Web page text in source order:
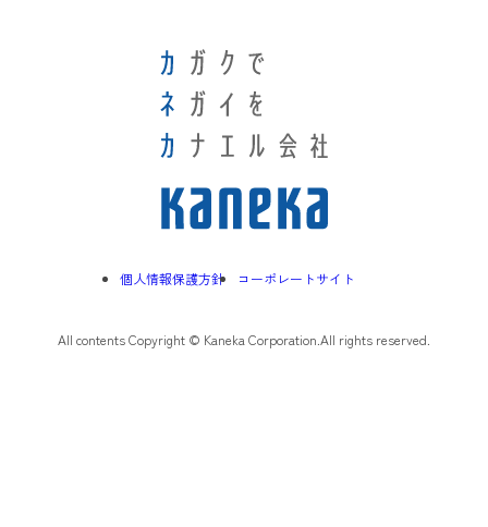
個人情報保護方針 コーポレートサイト
All contents Copyright © Kaneka Corporation.All rights reserved.